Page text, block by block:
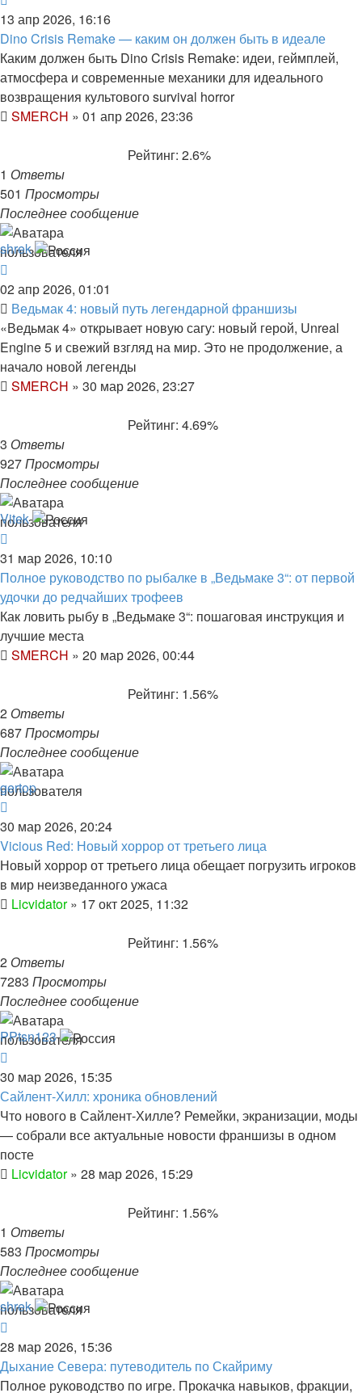
13 апр 2026, 16:16
Dino Crisis Remake — каким он должен быть в идеале
Каким должен быть Dino Crisis Remake: идеи, геймплей,
атмосфера и современные механики для идеального
возвращения культового survival horror
SMERCH » 01 апр 2026, 23:36
Рейтинг: 2.6%
1 Ответы
501 Просмотры
Последнее сообщение
shrek
02 апр 2026, 01:01
Ведьмак 4: новый путь легендарной франшизы
«Ведьмак 4» открывает новую сагу: новый герой, Unreal
Engine 5 и свежий взгляд на мир. Это не продолжение, а
начало новой легенды
SMERCH » 30 мар 2026, 23:27
Рейтинг: 4.69%
3 Ответы
927Просмотры
Последнее сообщение
Vitek
31 мар 2026, 10:10
Полное руководство по рыбалке в „Ведьмаке 3“: от первой
удочки до редчайших трофеев
Как ловить рыбу в „Ведьмаке 3“: пошаговая инструкция и
лучшие места
SMERCH » 20 мар 2026, 00:44
Рейтинг: 1.56%
2 Ответы
687Просмотры
Последнее сообщение
gertop
30 мар 2026, 20:24
Vicious Red: Новый хоррор от третьего лица
Новый хоррор от третьего лица обещает погрузить игроков
в мир неизведанного ужаса
Licvidator» 17 окт 2025, 11:32
Рейтинг: 1.56%
2 Ответы
7283 Просмотры
Последнее сообщение
PPtsn123
30 мар 2026, 15:35
Сайлент‑Хилл: хроника обновлений
Что нового в Сайлент‑Хилле? Ремейки, экранизации, моды
— собрали все актуальные новости франшизы в одном
посте
Licvidator» 28 мар 2026, 15:29
Рейтинг: 1.56%
1 Ответы
583 Просмотры
Последнее сообщение
shrek
28 мар 2026, 15:36
Дыхание Севера: путеводитель по Скайриму
Полное руководство по игре. Прокачка навыков, фракции,